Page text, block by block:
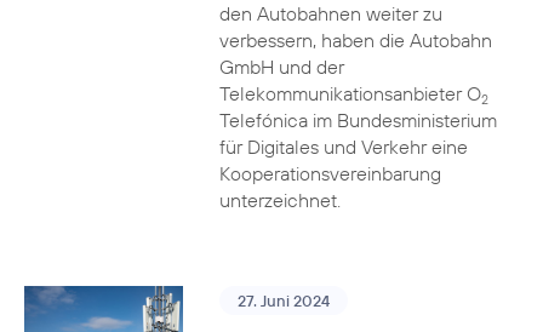
den Autobahnen weiter zu
verbessern, haben die Autobahn
GmbH und der
Telekommunikationsanbieter O2
Telefónica im Bundesministerium
für Digitales und Verkehr eine
Kooperationsvereinbarung
unterzeichnet.
27. Juni 2024